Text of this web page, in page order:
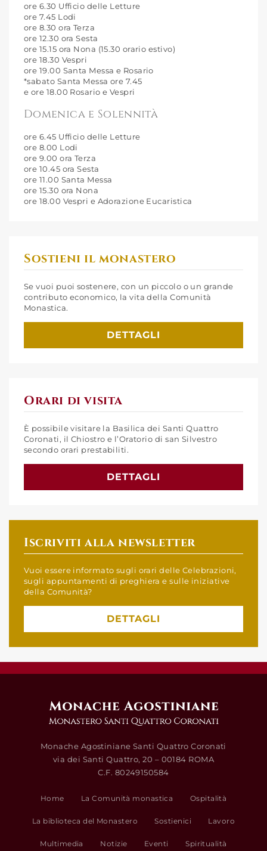
ore 6.30 Ufficio delle Letture
ore 7.45 Lodi
ore 8.30 ora Terza
ore 12.30 ora Sesta
ore 15.15 ora Nona (15.30 orario estivo)
ore 18.30 Vespri
ore 19.00 Santa Messa e Rosario
*sabato Santa Messa ore 7.45
e ore 18.00 Rosario e Vespri
Domenica e Solennità
ore 6.45 Ufficio delle Letture
ore 8.00 Lodi
ore 9.00 ora Terza
ore 10.45 ora Sesta
ore 11.00 Santa Messa
ore 15.30 ora Nona
ore 18.00 Vespri e Adorazione Eucaristica
Sostieni il monastero
Se vuoi puoi sostenere, con un piccolo o un grande
contributo economico, la vita della Comunità
Monastica.
DETTAGLI
Orari di visita
È possibile visitare la Basilica dei Santi Quattro
Coronati, il Chiostro e l’Oratorio di san Silvestro
secondo orari prestabiliti.
DETTAGLI
Iscriviti alla newsletter
Vuoi essere informato sugli orari delle Celebrazioni,
sugli appuntamenti di preghiera e sulle iniziative
della Comunità?
DETTAGLI
Monache Agostiniane Santi Quattro Coronati
via dei Santi Quattro, 20 – 00184 ROMA
C.F. 80249150584
Home La Comunità monastica Ospitalità
La biblioteca del Monastero Sostienici Lavoro
Multimedia Notizie Eventi Spiritualità